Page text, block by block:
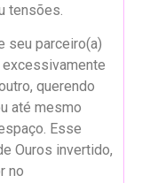
tensões.
seu parceiro(a)
querendo
até mesmo
Esse
Ouros invertido,
no